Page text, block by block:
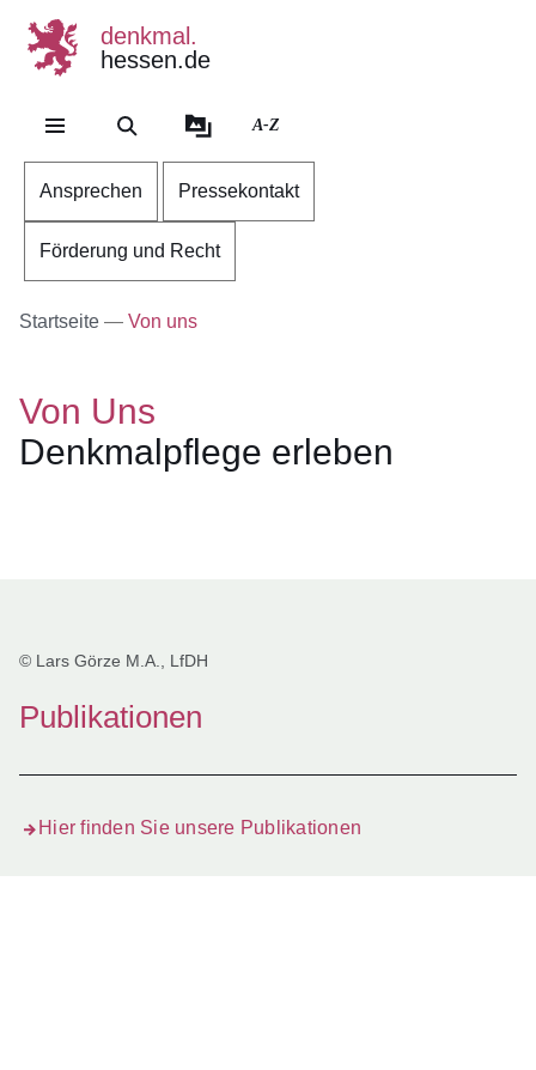
denkmal.
hessen.de
A-Z
Ansprechen Pressekontakt
Förderung und Recht
Startseite Von uns
Von Uns
Denkmalpflege erleben
© Lars Görze M.A., LfDH
Publikationen
Hier finden Sie unsere Publikationen